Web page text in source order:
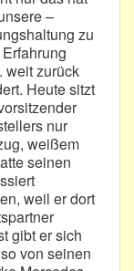
–
zu
weit zurück
Heute sitzt
nur
weißem
seinen
weil er dort
gibt er sich
von seinen